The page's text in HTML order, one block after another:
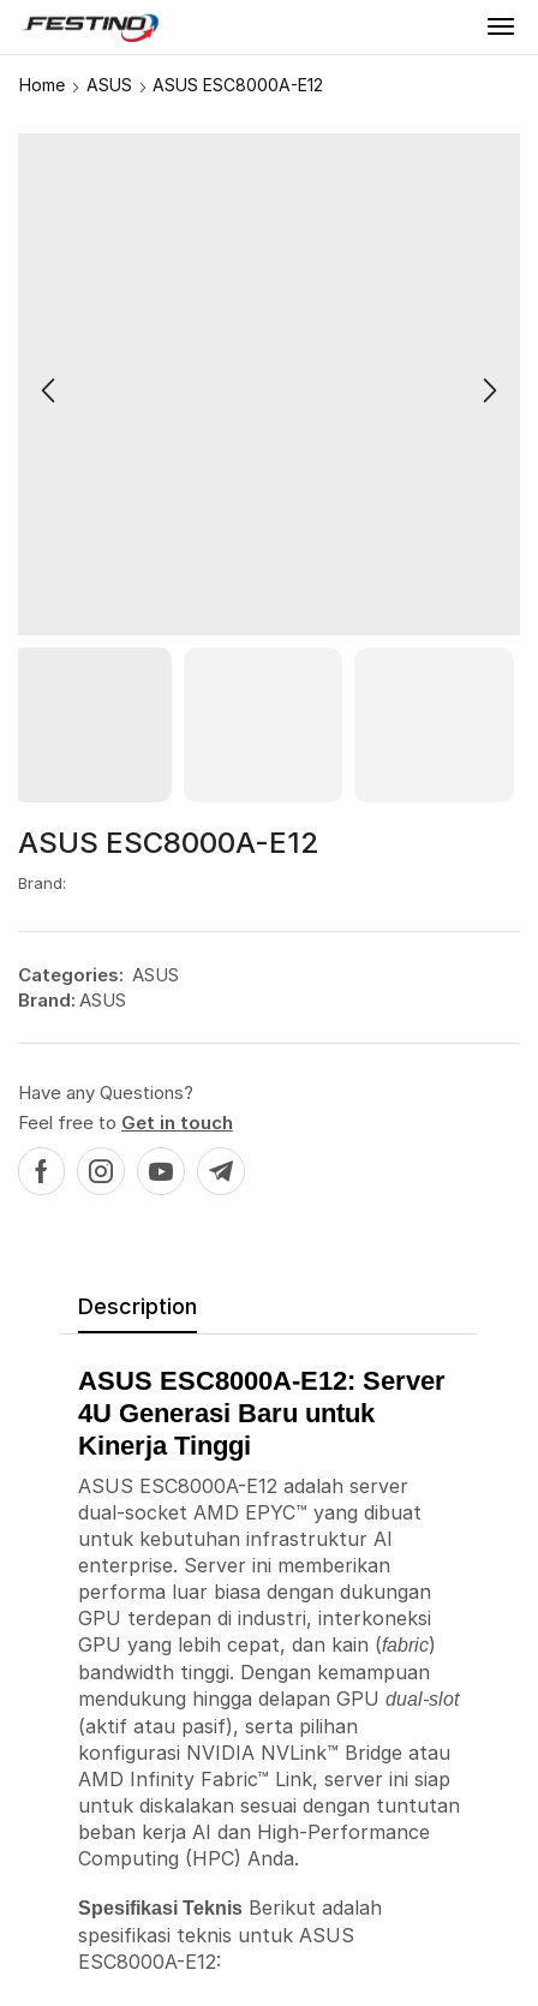
Home ASUS ASUS ESC8000A-E12
ASUS ESC8000A-E12
Brand:
Categories: ASUS
Brand: ASUS
Have any Questions?
Feel free to Get in touch
Description
ASUS ESC8000A-E12: Server
4U Generasi Baru untuk
Kinerja Tinggi
ASUS ESC8000A-E12 adalah server
dual-socket AMD EPYC™ yang dibuat
untuk kebutuhan infrastruktur AI
enterprise. Server ini memberikan
performa luar biasa dengan dukungan
GPU terdepan di industri, interkoneksi
GPU yang lebih cepat, dan kain (fabric)
bandwidth tinggi. Dengan kemampuan
mendukung hingga delapan GPU dual-slot
(aktif atau pasif), serta pilihan
konfigurasi NVIDIA NVLink™ Bridge atau
AMD Infinity Fabric™ Link, server ini siap
untuk diskalakan sesuai dengan tuntutan
beban kerja AI dan High-Performance
Computing (HPC) Anda.
Spesifikasi Teknis Berikut adalah
spesifikasi teknis untuk ASUS
ESC8000A-E12: